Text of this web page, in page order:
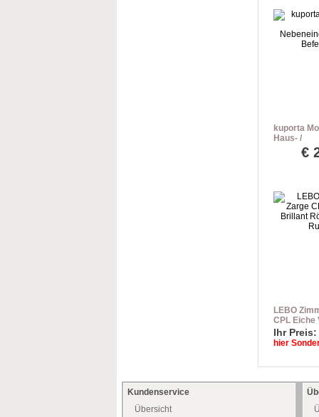
kuporta
Haus- /
€
LEBO
CPL Eiche
Rundkante
Ihr
hier
Kundenservice
Übersicht